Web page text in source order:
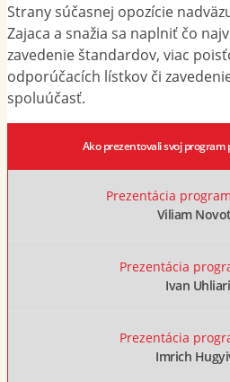
Strany súčasnej opozície
Zajaca a snažia sa naplniť čo
zavedenie štandardov, viac
odporúčacích lístkov či
spoluúčasť.
Ako prezentovali svoj program
Prezentácia
Viliam
Prezentácia
Ivan
Prezentácia
Imrich